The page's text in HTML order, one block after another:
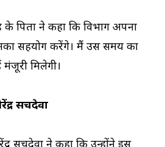
के पिता ने कहा कि विभाग अपना
सहयोग करेंगे। मैं उस समय का
मिलेगी।
सचदेवा